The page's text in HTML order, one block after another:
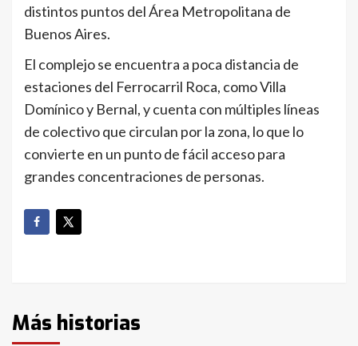
distintos puntos del Área Metropolitana de
Buenos Aires.
El complejo se encuentra a poca distancia de
estaciones del Ferrocarril Roca, como Villa
Domínico y Bernal, y cuenta con múltiples líneas
de colectivo que circulan por la zona, lo que lo
convierte en un punto de fácil acceso para
grandes concentraciones de personas.
Más historias